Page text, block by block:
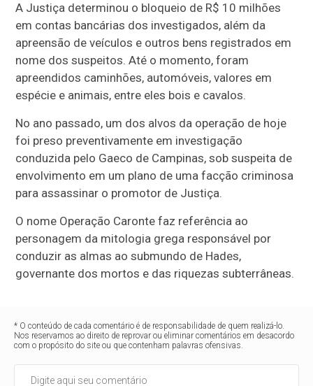
A Justiça determinou o bloqueio de R$ 10 milhões
em contas bancárias dos investigados, além da
apreensão de veículos e outros bens registrados em
nome dos suspeitos. Até o momento, foram
apreendidos caminhões, automóveis, valores em
espécie e animais, entre eles bois e cavalos.
No ano passado, um dos alvos da operação de hoje
foi preso preventivamente em investigação
conduzida pelo Gaeco de Campinas, sob suspeita de
envolvimento em um plano de uma facção criminosa
para assassinar o promotor de Justiça.
O nome Operação Caronte faz referência ao
personagem da mitologia grega responsável por
conduzir as almas ao submundo de Hades,
governante dos mortos e das riquezas subterrâneas.
* O conteúdo de cada comentário é de responsabilidade de quem realizá-lo.
Nos reservamos ao direito de reprovar ou eliminar comentários em desacordo
com o propósito do site ou que contenham palavras ofensivas.